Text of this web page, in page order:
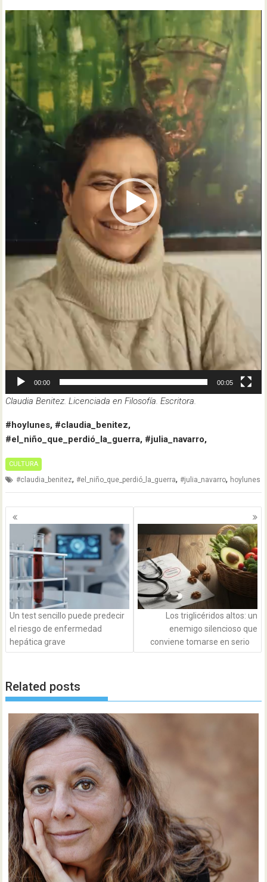
Reproductor
de
vídeo
00:00 00:05
Claudia Benitez. Licenciada en Filosofía. Escritora.
#hoylunes, #claudia_benitez,
#el_niño_que_perdió_la_guerra, #julia_navarro,
CULTURA
#claudia_benitez,#el_niño_que_perdió_la_guerra,#julia_navarro, hoylunes
Navegación
de
entradas
Un test sencillo puede predecir
el riesgo de enfermedad
hepática grave
Los triglicéridos altos: un
enemigo silencioso que
conviene tomarse en serio
Related posts